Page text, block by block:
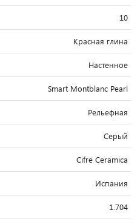
10
Красная глина
Настенное
Smart Montblanc Pearl
Рельефная
Серый
Cifre Ceramica
Испания
1.704